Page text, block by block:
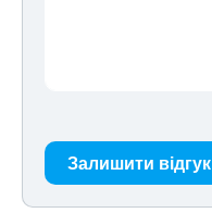
Залишити відгук